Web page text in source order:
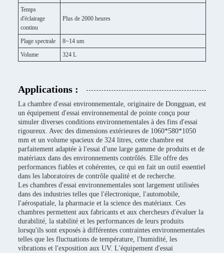
Temps
d'éclairage
continu
Plus de 2000 heures
Plage spectrale
8~14 um
Volume
324 L
Applications :
La chambre d'essai environnementale, originaire de Dongguan, est
un équipement d'essai environnemental de pointe conçu pour
simuler diverses conditions environnementales à des fins d'essai
rigoureux. Avec des dimensions extérieures de 1060*580*1050
mm et un volume spacieux de 324 litres, cette chambre est
parfaitement adaptée à l'essai d'une large gamme de produits et de
matériaux dans des environnements contrôlés. Elle offre des
performances fiables et cohérentes, ce qui en fait un outil essentiel
dans les laboratoires de contrôle qualité et de recherche.
Les chambres d'essai environnementales sont largement utilisées
dans des industries telles que l'électronique, l'automobile,
l'aérospatiale, la pharmacie et la science des matériaux. Ces
chambres permettent aux fabricants et aux chercheurs d'évaluer la
durabilité, la stabilité et les performances de leurs produits
lorsqu'ils sont exposés à différentes contraintes environnementales
telles que les fluctuations de température, l'humidité, les
vibrations et l'exposition aux UV. L'équipement d'essai